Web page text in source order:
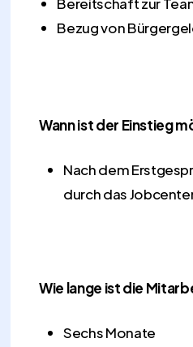
Bezug von
Wann ist der Einstieg
Nach dem
durch das
Wie lange ist die
Sechs Monate